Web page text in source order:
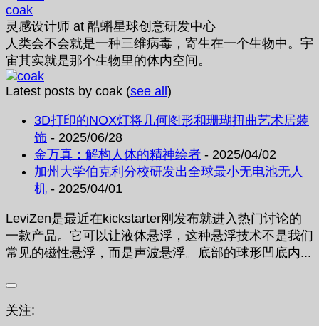
coak
灵感设计师 at 酷蝌星球创意研发中心
人类会不会就是一种三维病毒，寄生在一个生物中。宇
宙其实就是那个生物里的体内空间。
Latest posts by coak (see all)
3D打印的NOX灯将几何图形和珊瑚扭曲艺术居装
饰 - 2025/06/28
金万真：解构人体的精神绘者 - 2025/04/02
加州大学伯克利分校研发出全球最小无电池无人
机 - 2025/04/01
LeviZen是最近在kickstarter刚发布就进入热门讨论的
一款产品。它可以让液体悬浮，这种悬浮技术不是我们
常见的磁性悬浮，而是声波悬浮。底部的球形凹底内...
关注: